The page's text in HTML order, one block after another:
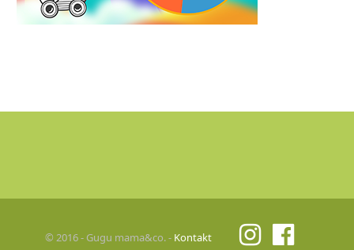
© 2016 - Gugu mama&co. - Kontakt